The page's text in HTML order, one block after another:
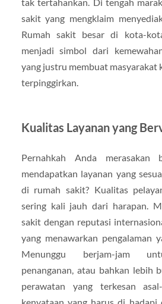
sakit yang mengklaim
Rumah sakit besar di kota-
menjadi simbol dari
yang justru membuat masyarakat
terpinggirkan.
Kualitas Layanan yang
Pernahkah Anda merasakan
mendapatkan layanan yang
di rumah sakit? Kualitas
sering kali jauh dari harapan.
sakit dengan reputasi
yang menawarkan pengalaman
Menunggu berjam-jam
penanganan, atau bahkan lebih
perawatan yang terkesan